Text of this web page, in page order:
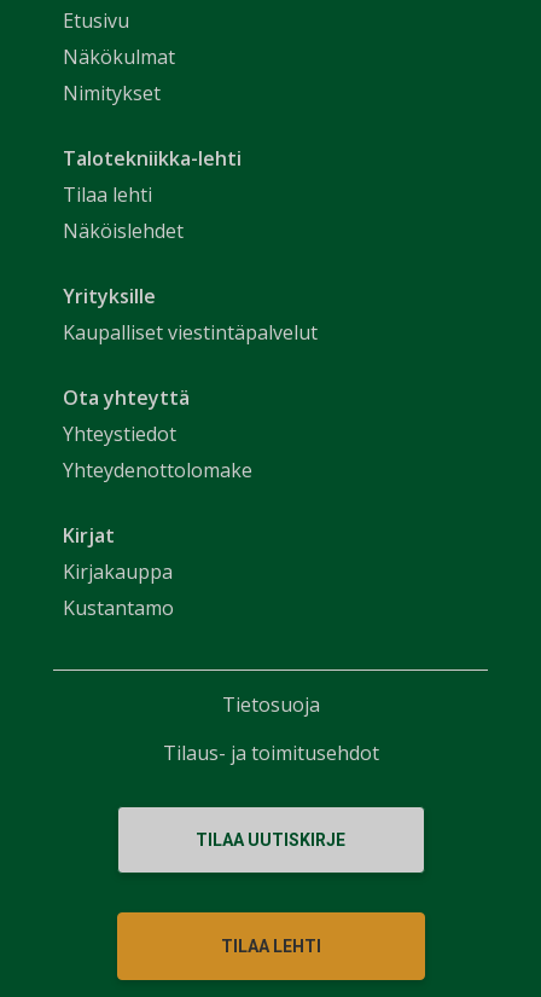
Etusivu
Näkökulmat
Nimitykset
Talotekniikka-lehti
Tilaa lehti
Näköislehdet
Yrityksille
Kaupalliset viestintäpalvelut
Ota yhteyttä
Yhteystiedot
Yhteydenottolomake
Kirjat
Kirjakauppa
Kustantamo
TILAA UUTISKIRJE
TILAA LEHTI
Tietosuoja
Tilaus- ja toimitusehdot